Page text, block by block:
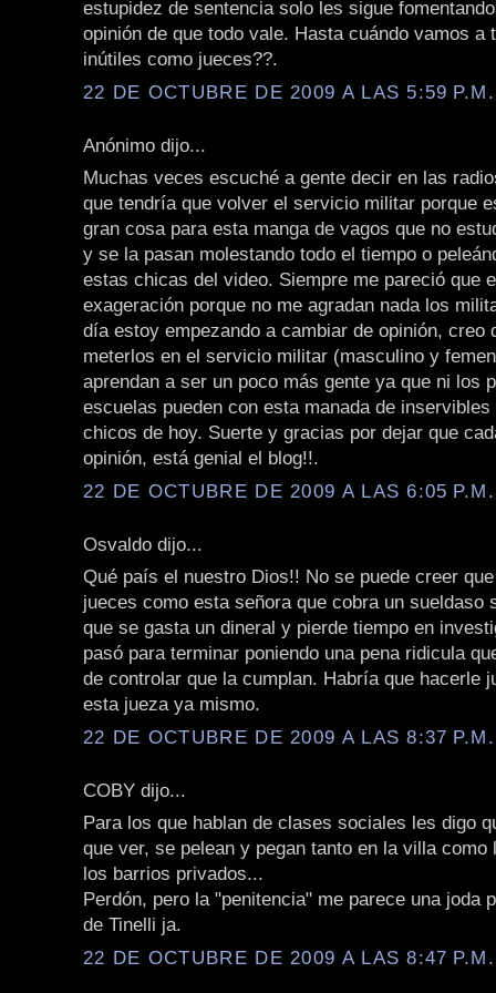
estupidez de sentencia solo les sigue
opinión de que todo vale. Hasta cuándo vamos a
inútiles como jueces??.
22 DE OCTUBRE DE 2009 A LAS 5:59 P.M.
Anónimo dijo...
Muchas veces escuché a gente decir en las
que tendría que volver el servicio militar porque
gran cosa para esta manga de vagos que no
y se la pasan molestando todo el tiempo o
estas chicas del video. Siempre me pareció que
exageración porque no me agradan nada los
día estoy empezando a cambiar de opinión, creo
meterlos en el servicio militar (masculino y
aprendan a ser un poco más gente ya que ni los
escuelas pueden con esta manada de
chicos de hoy. Suerte y gracias por dejar que
opinión, está genial el blog!!.
22 DE OCTUBRE DE 2009 A LAS 6:05 P.M.
Osvaldo dijo...
Qué país el nuestro Dios!! No se puede creer
jueces como esta señora que cobra un sueldaso
que se gasta un dineral y pierde tiempo en
pasó para terminar poniendo una pena ridicula
de controlar que la cumplan. Habría que hacerle
esta jueza ya mismo.
22 DE OCTUBRE DE 2009 A LAS 8:37 P.M.
COBY dijo...
Para los que hablan de clases sociales les digo
que ver, se pelean y pegan tanto en la villa como
los barrios privados...
Perdón, pero la "penitencia" me parece una joda
de Tinelli ja.
22 DE OCTUBRE DE 2009 A LAS 8:47 P.M.